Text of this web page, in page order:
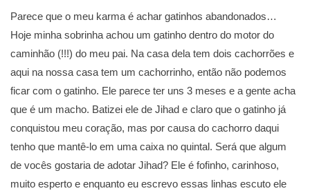
Parece que o meu karma é achar gatinhos abandonados…
Hoje minha sobrinha achou um gatinho dentro do motor do
caminhão (!!!) do meu pai. Na casa dela tem dois cachorrões e
aqui na nossa casa tem um cachorrinho, então não podemos
ficar com o gatinho. Ele parece ter uns 3 meses e a gente acha
que é um macho. Batizei ele de Jihad e claro que o gatinho já
conquistou meu coração, mas por causa do cachorro daqui
tenho que mantê-lo em uma caixa no quintal. Será que algum
de vocês gostaria de adotar Jihad? Ele é fofinho, carinhoso,
muito esperto e enquanto eu escrevo essas linhas escuto ele